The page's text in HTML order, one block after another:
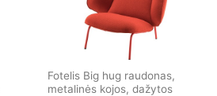
Fotelis Big hug raudonas,
metalinės kojos, dažytos